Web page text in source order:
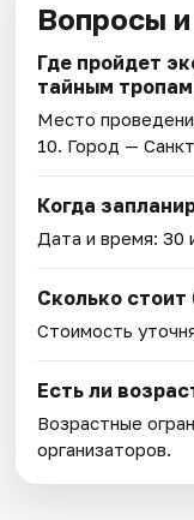
Вопросы
Где пройдет
тайным
Место
10. Город —
Когда
Дата и время:30
Сколько стоит
Стоимость
Есть ли
Возрастные
организаторов.